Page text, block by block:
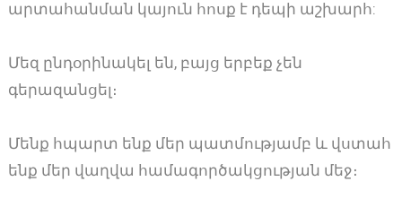
արտահանման կայուն հոսք է դեպի աշխարհ:
Մեզ ընդօրինակել են, բայց երբեք չեն
գերազանցել։
Մենք հպարտ ենք մեր պատմությամբ և վստահ
ենք մեր վաղվա համագործակցության մեջ։